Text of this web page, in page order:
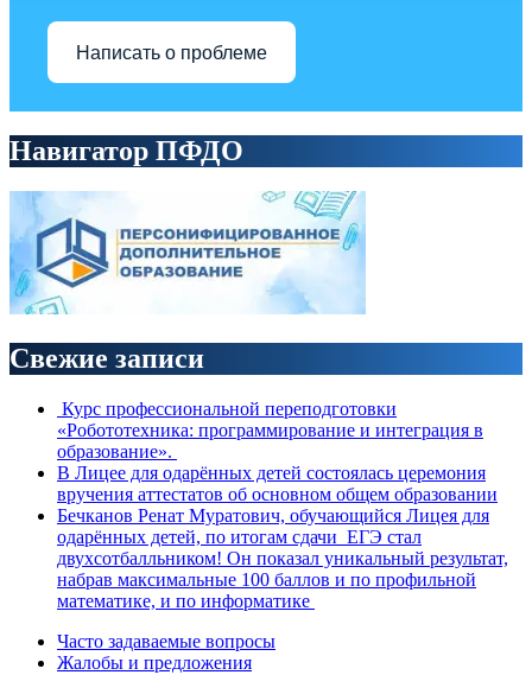
Написать о проблеме
Навигатор ПФДО
Свежие записи
Курс профессиональной переподготовки
«Робототехника: программирование и интеграция в
образование».
В Лицее для одарённых детей состоялась церемония
вручения аттестатов об основном общем образовании
Бечканов Ренат Муратович, обучающийся Лицея для
одарённых детей, по итогам сдачи ЕГЭ стал
двухсотбалльником! Он показал уникальный результат,
набрав максимальные 100 баллов и по профильной
математике, и по информатике
Часто задаваемые вопросы
Жалобы и предложения